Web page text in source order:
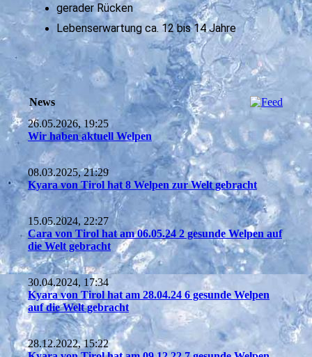
gerader Rücken
Lebenserwartung ca. 12 bis 14 Jahre
News
26.05.2026, 19:25
Wir haben aktuell Welpen
08.03.2025, 21:29
Kyara von Tirol hat 8 Welpen zur Welt gebracht
15.05.2024, 22:27
Cara von Tirol hat am 06.05.24 2 gesunde Welpen auf
die Welt gebracht
30.04.2024, 17:34
Kyara von Tirol hat am 28.04.24 6 gesunde Welpen
auf die Welt gebracht
28.12.2022, 15:22